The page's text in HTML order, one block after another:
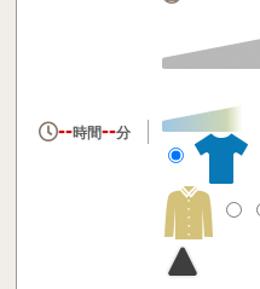
--時間--分